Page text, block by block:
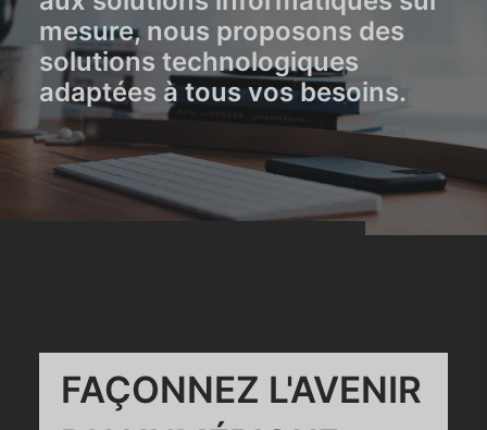
mesure, nous proposons des
solutions technologiques
adaptées à tous vos besoins.
FAÇONNEZ L'AVENIR